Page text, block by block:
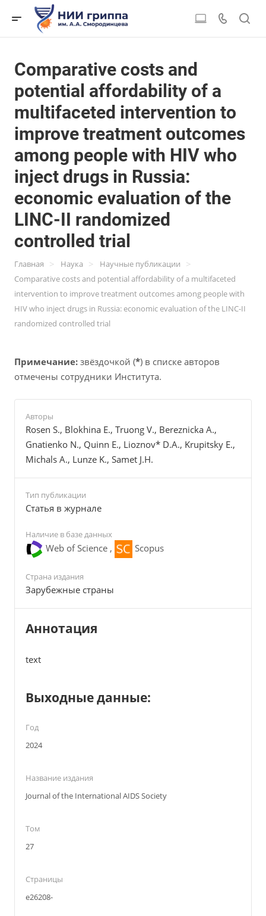
Comparative costs and
potential affordability of a
multifaceted intervention to
improve treatment outcomes
among people with HIV who
inject drugs in Russia:
economic evaluation of the
LINC-II randomized
controlled trial
Главная > Наука > Научные публикации >
Comparative costs and potential affordability of a multifaceted
intervention to improve treatment outcomes among people with
HIV who inject drugs in Russia: economic evaluation of the LINC-II
randomized controlled trial
Примечание: звёздочкой (*) в списке авторов
отмечены сотрудники Института.
Авторы
Rosen S., Blokhina E., Truong V., Bereznicka A.,
Gnatienko N., Quinn E., Lioznov* D.A., Krupitsky E.,
Michals A., Lunze K., Samet J.H.
Тип публикации
Cтатья в журнале
Наличие в базе данных
Web of Science , Scopus
Страна издания
Зарубежные страны
Аннотация
text
Выходные данные:
Год
2024
Название издания
Journal of the International AIDS Society
Том
27
Страницы
e26208-